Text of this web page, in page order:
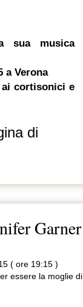
sua musica
a Verona
cortisonici e
di
Garner
( ore 19:15 )
essere la moglie di